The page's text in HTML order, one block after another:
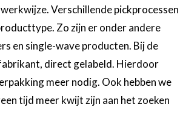
Verschillende pickprocessen
Zo zijn er onder andere
en single-wave producten. Bij de
direct gelabeld. Hierdoor
meer nodig. Ook hebben we
tijd meer kwijt zijn aan het zoeken